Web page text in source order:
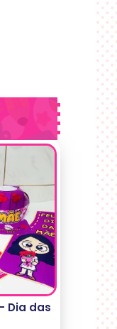
Dia das